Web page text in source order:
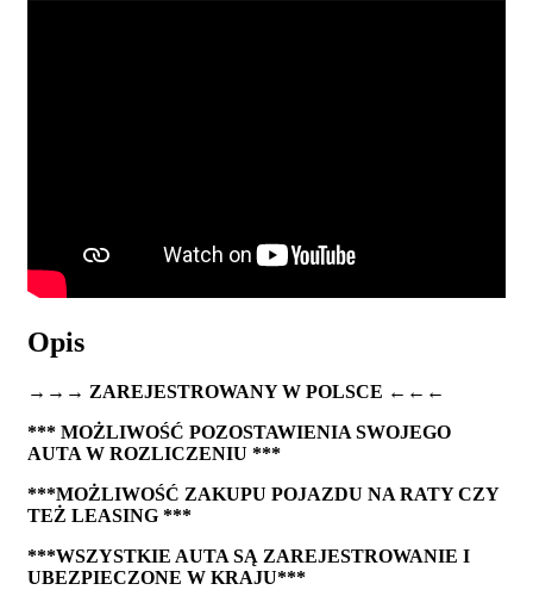
Opis
→→→ ZAREJESTROWANY W POLSCE ←←←
*** MOŻLIWOŚĆ POZOSTAWIENIA SWOJEGO
AUTA W ROZLICZENIU ***
***MOŻLIWOŚĆ ZAKUPU POJAZDU NA RATY CZY
TEŻ LEASING ***
***WSZYSTKIE AUTA SĄ ZAREJESTROWANIE I
UBEZPIECZONE W KRAJU***